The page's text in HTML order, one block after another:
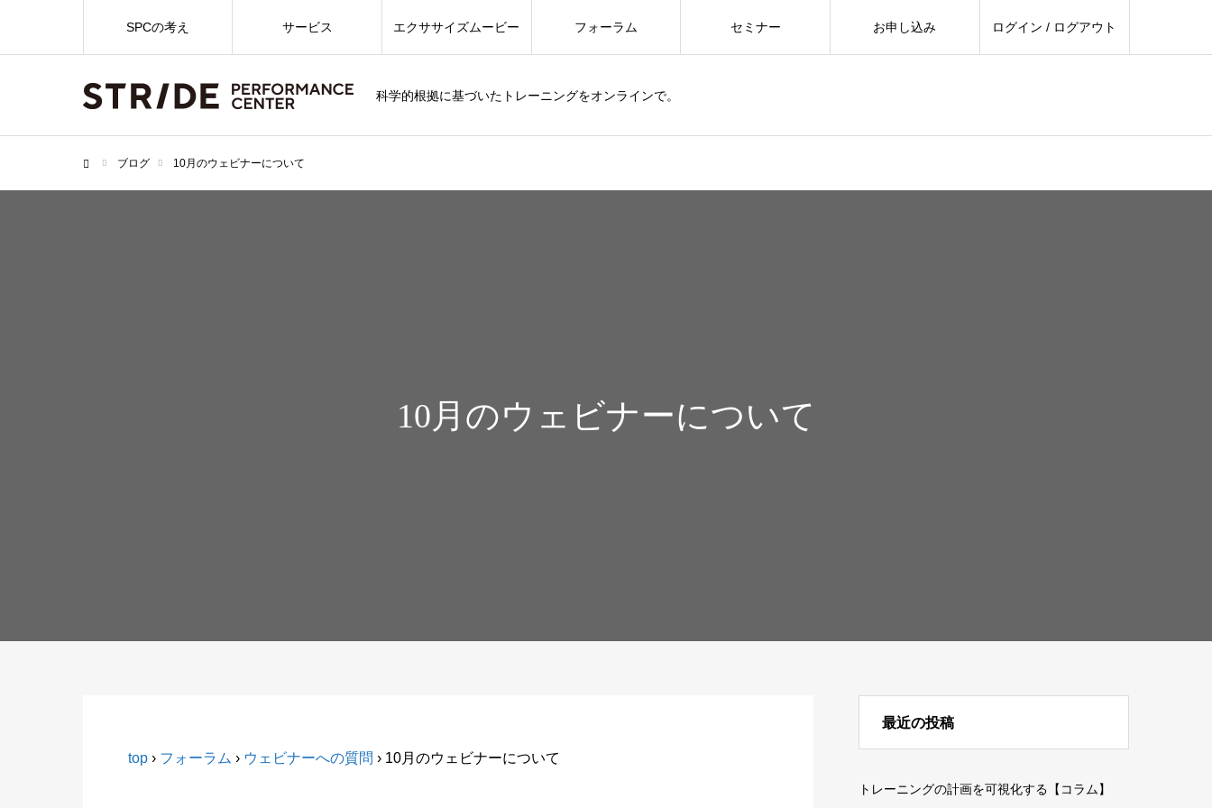
科学的根拠に基づいたトレーニングをオンラインで。
SPCの考え サービス エクササイズムービー フォーラム セミナー お申し込み ログイン / ログアウト
ブログ 10月のウェビナーについて
10月のウェビナーについて
top › フォーラム › ウェビナーへの質問 › 10月のウェビナーについて
最近の投稿
トレーニングの計画を可視化する【コラム】